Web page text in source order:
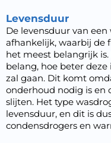
Levensduur
De levensduur van een
afhankelijk, waarbij de
het meest belangrijk
belang, hoe beter
zal gaan. Dit komt
onderhoud nodig is en
slijten. Het type
levensduur, en dit is
condensdrogers en